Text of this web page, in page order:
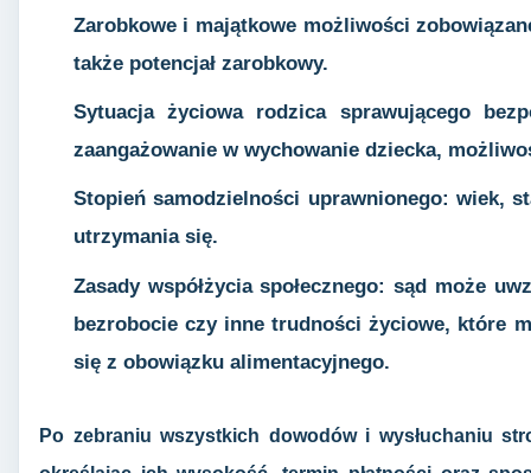
Zarobkowe i majątkowe możliwości
także potencjał zarobkowy.
Sytuacja życiowa rodzica sprawującego
zaangażowanie w wychowanie dziecka,
Stopień samodzielności uprawnionego: wiek,
utrzymania się.
Zasady współżycia społecznego: sąd może
bezrobocie czy inne trudności życiowe, które
się z obowiązku alimentacyjnego.
Po zebraniu wszystkich dowodów i wysłuchaniu